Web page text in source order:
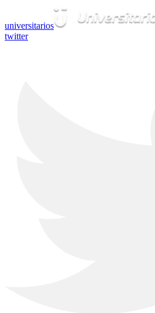
universitarios
twitter